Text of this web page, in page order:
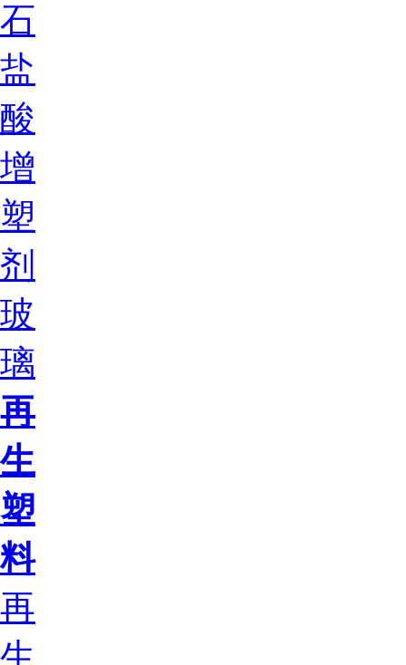
石
盐
酸
增
塑
剂
玻
璃
再
生
塑
料
再
生